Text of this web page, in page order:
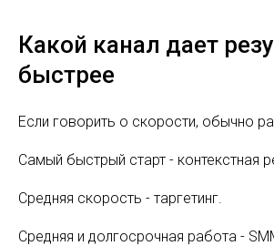
Какой канал дает
быстрее
Если говорить о скорости, обычно
Самый быстрый старт - контекстная
Средняя скорость - таргетинг.
Средняя и долгосрочная работа -